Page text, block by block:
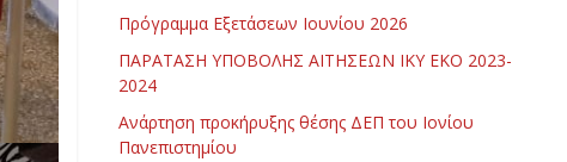
Πρόγραμμα Εξετάσεων Ιουνίου 2026
ΠΑΡΑΤΑΣΗ ΥΠΟΒΟΛΗΣ ΑΙΤΗΣΕΩΝ ΙΚΥ ΕΚΟ 2023-
2024
Ανάρτηση προκήρυξης θέσης ΔΕΠ του Ιονίου
Πανεπιστημίου